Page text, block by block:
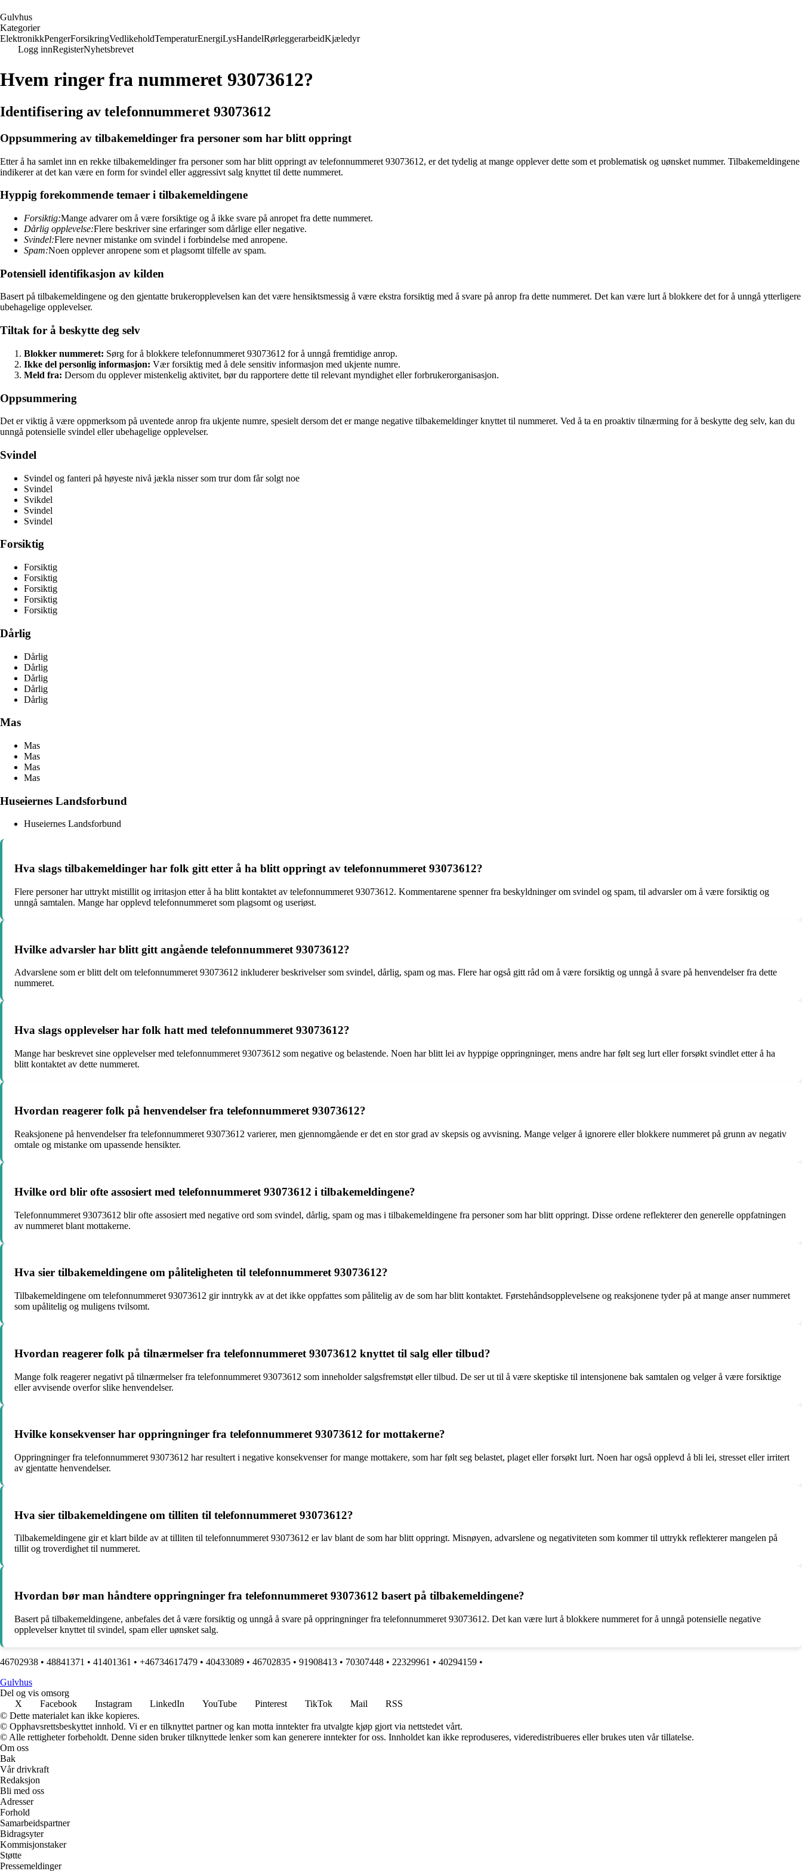
Gulvhus
Kategorier
ElektronikkPengerForsikringVedlikeholdTemperaturEnergiLysHandelRørleggerarbeidKjæledyr
Logg innRegisterNyhetsbrevet
Hvem ringer fra nummeret 93073612?
Identifisering av telefonnummeret 93073612
Oppsummering av tilbakemeldinger fra personer som har blitt oppringt
Etter å ha samlet inn en rekke tilbakemeldinger fra personer som har blitt oppringt av telefonnummeret 93073612, er det tydelig at mange opplever dette som et problematisk og uønsket nummer. Tilbakemeldingene
indikerer at det kan være en form for svindel eller aggressivt salg knyttet til dette nummeret.
Hyppig forekommende temaer i tilbakemeldingene
Forsiktig:Mange advarer om å være forsiktige og å ikke svare på anropet fra dette nummeret.
Dårlig opplevelse:Flere beskriver sine erfaringer som dårlige eller negative.
Svindel:Flere nevner mistanke om svindel i forbindelse med anropene.
Spam:Noen opplever anropene som et plagsomt tilfelle av spam.
Potensiell identifikasjon av kilden
Basert på tilbakemeldingene og den gjentatte brukeropplevelsen kan det være hensiktsmessig å være ekstra forsiktig med å svare på anrop fra dette nummeret. Det kan være lurt å blokkere det for å unngå ytterligere
ubehagelige opplevelser.
Tiltak for å beskytte deg selv
Blokker nummeret: Sørg for å blokkere telefonnummeret 93073612 for å unngå fremtidige anrop.
Ikke del personlig informasjon: Vær forsiktig med å dele sensitiv informasjon med ukjente numre.
Meld fra: Dersom du opplever mistenkelig aktivitet, bør du rapportere dette til relevant myndighet eller forbrukerorganisasjon.
Oppsummering
Det er viktig å være oppmerksom på uventede anrop fra ukjente numre, spesielt dersom det er mange negative tilbakemeldinger knyttet til nummeret. Ved å ta en proaktiv tilnærming for å beskytte deg selv, kan du
unngå potensielle svindel eller ubehagelige opplevelser.
Svindel
Svindel og fanteri på høyeste nivå jækla nisser som trur dom får solgt noe
Svindel
Svikdel
Svindel
Svindel
Forsiktig
Forsiktig
Forsiktig
Forsiktig
Forsiktig
Forsiktig
Dårlig
Dårlig
Dårlig
Dårlig
Dårlig
Dårlig
Mas
Mas
Mas
Mas
Mas
Huseiernes Landsforbund
Huseiernes Landsforbund
Hva slags tilbakemeldinger har folk gitt etter å ha blitt oppringt av telefonnummeret 93073612?
Flere personer har uttrykt mistillit og irritasjon etter å ha blitt kontaktet av telefonnummeret 93073612. Kommentarene spenner fra beskyldninger om svindel og spam, til advarsler om å være forsiktig og
unngå samtalen. Mange har opplevd telefonnummeret som plagsomt og useriøst.
Hvilke advarsler har blitt gitt angående telefonnummeret 93073612?
Advarslene som er blitt delt om telefonnummeret 93073612 inkluderer beskrivelser som svindel, dårlig, spam og mas. Flere har også gitt råd om å være forsiktig og unngå å svare på henvendelser fra dette
nummeret.
Hva slags opplevelser har folk hatt med telefonnummeret 93073612?
Mange har beskrevet sine opplevelser med telefonnummeret 93073612 som negative og belastende. Noen har blitt lei av hyppige oppringninger, mens andre har følt seg lurt eller forsøkt svindlet etter å ha
blitt kontaktet av dette nummeret.
Hvordan reagerer folk på henvendelser fra telefonnummeret 93073612?
Reaksjonene på henvendelser fra telefonnummeret 93073612 varierer, men gjennomgående er det en stor grad av skepsis og avvisning. Mange velger å ignorere eller blokkere nummeret på grunn av negativ
omtale og mistanke om upassende hensikter.
Hvilke ord blir ofte assosiert med telefonnummeret 93073612 i tilbakemeldingene?
Telefonnummeret 93073612 blir ofte assosiert med negative ord som svindel, dårlig, spam og mas i tilbakemeldingene fra personer som har blitt oppringt. Disse ordene reflekterer den generelle oppfatningen
av nummeret blant mottakerne.
Hva sier tilbakemeldingene om påliteligheten til telefonnummeret 93073612?
Tilbakemeldingene om telefonnummeret 93073612 gir inntrykk av at det ikke oppfattes som pålitelig av de som har blitt kontaktet. Førstehåndsopplevelsene og reaksjonene tyder på at mange anser nummeret
som upålitelig og muligens tvilsomt.
Hvordan reagerer folk på tilnærmelser fra telefonnummeret 93073612 knyttet til salg eller tilbud?
Mange folk reagerer negativt på tilnærmelser fra telefonnummeret 93073612 som inneholder salgsfremstøt eller tilbud. De ser ut til å være skeptiske til intensjonene bak samtalen og velger å være forsiktige
eller avvisende overfor slike henvendelser.
Hvilke konsekvenser har oppringninger fra telefonnummeret 93073612 for mottakerne?
Oppringninger fra telefonnummeret 93073612 har resultert i negative konsekvenser for mange mottakere, som har følt seg belastet, plaget eller forsøkt lurt. Noen har også opplevd å bli lei, stresset eller irritert
av gjentatte henvendelser.
Hva sier tilbakemeldingene om tilliten til telefonnummeret 93073612?
Tilbakemeldingene gir et klart bilde av at tilliten til telefonnummeret 93073612 er lav blant de som har blitt oppringt. Misnøyen, advarslene og negativiteten som kommer til uttrykk reflekterer mangelen på
tillit og troverdighet til nummeret.
Hvordan bør man håndtere oppringninger fra telefonnummeret 93073612 basert på tilbakemeldingene?
Basert på tilbakemeldingene, anbefales det å være forsiktig og unngå å svare på oppringninger fra telefonnummeret 93073612. Det kan være lurt å blokkere nummeret for å unngå potensielle negative
opplevelser knyttet til svindel, spam eller uønsket salg.
46702938 • 48841371 • 41401361 • +46734617479 • 40433089 • 46702835 • 91908413 • 70307448 • 22329961 • 40294159 •
Gulvhus
Del og vis omsorg
X
Facebook Instagram LinkedIn YouTube Pinterest TikTok Mail
RSS
© Dette materialet kan ikke kopieres.
© Opphavsrettsbeskyttet innhold. Vi er en tilknyttet partner og kan motta inntekter fra utvalgte kjøp gjort via nettstedet vårt.
© Alle rettigheter forbeholdt. Denne siden bruker tilknyttede lenker som kan generere inntekter for oss. Innholdet kan ikke reproduseres, videredistribueres eller brukes uten vår tillatelse.
Om oss
Bak
Vår drivkraft
Redaksjon
Bli med oss
Adresser
Forhold
Samarbeidspartner
Bidragsyter
Kommisjonstaker
Støtte
Pressemeldinger